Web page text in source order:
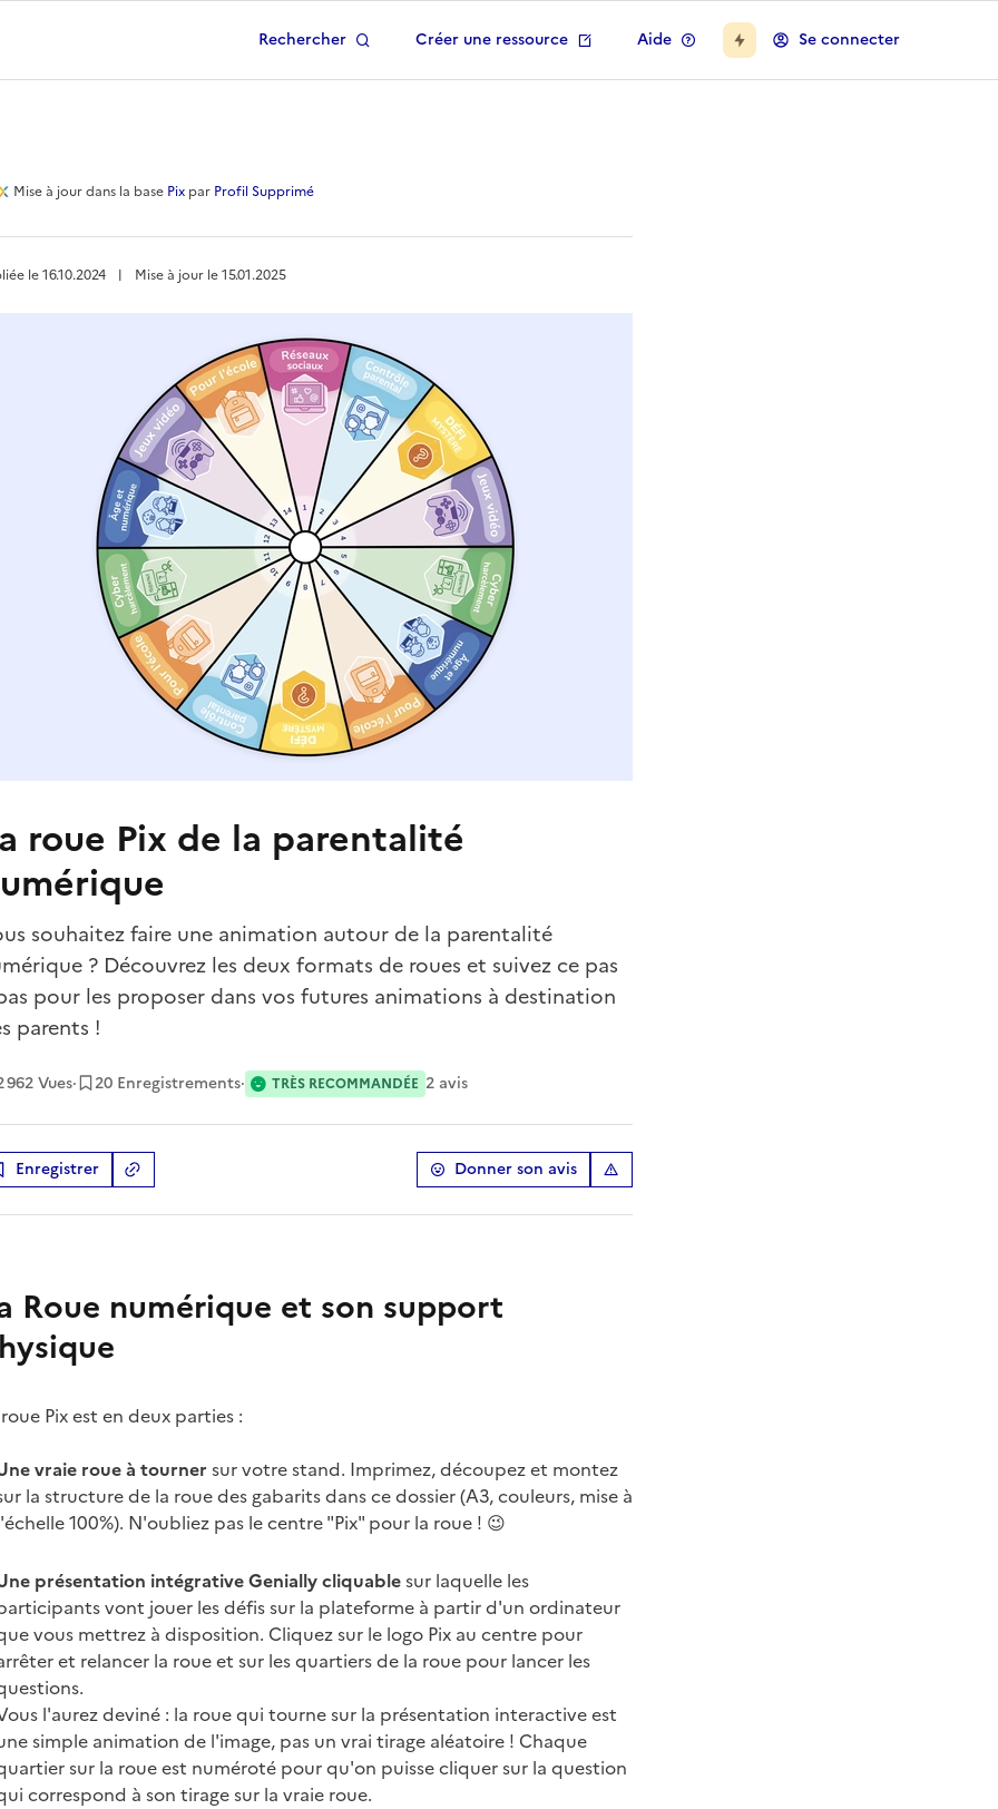
la page d'accueil
Rechercher Créer une ressource Aide Se connecter
numérique
Mise à jourdans la base Pixpar Profil Supprimé
le16.10.2024 ︱ Mise à jour le15.01.2025
roue Pix de la parentalité
souhaitez faire une animation autour de la parentalité
? Découvrez les deux formats de roues et suivez ce pas
pour les proposer dans vos futures animations à destination
parents !
962Vues· 20 Enregistrements· TRÈS RECOMMANDÉE 2avis
Enregistrer Copier le lien Donner son avis
Roue numérique et son support
Pix est en deux parties :
vraie roue à tourner sur votre stand. Imprimez, découpez et montez
la structure de la roue des gabarits dans ce dossier (A3, couleurs, mise à
100%). N'oubliez pas le centre "Pix" pour la roue ! 😉
présentation intégrative Genially cliquablesur laquelle les
vont jouer les défis sur la plateforme à partir d'un ordinateur
vous mettrez à disposition. Cliquez sur le logo Pix au centre pour
et relancer la roue et sur les quartiers de la roue pour lancer les
l'aurez deviné : la roue qui tourne sur la présentation interactive est
simple animation de l'image, pas un vrai tirage aléatoire ! Chaque
sur la roue est numéroté pour qu'on puisse cliquer sur la question
correspond à son tirage sur la vraie roue.